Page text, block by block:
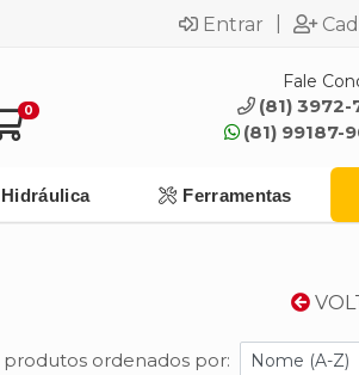
Entrar
0
Fale
(81) 3972-
(81) 99187-
Hidráulica Ferramentas
produtos ordenados por: